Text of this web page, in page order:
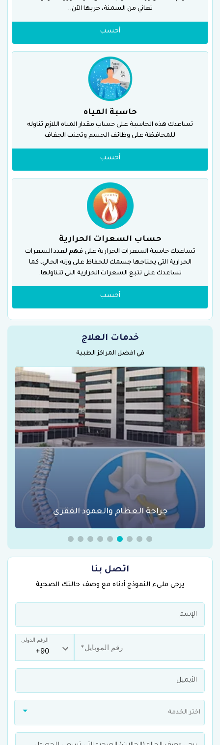
تعاني من السمنة، جربها الآن..
أحسب
حاسبة المياه
تساعدك هذه الحاسبة على حساب مقدار المياه اللازم تناوله
للمحافظة على وظائف الجسم وتجنب الجفاف
أحسب
حساب السعرات الحرارية
تساعدك حاسبة السعرات الحرارية على فهم لعدد السعرات
الحرارية التي يحتاجها جسمك للحفاظ على وزنه الحالي، كما
تساعدك على تتبع السعرات الحرارية التى تتناولها.
أحسب
خدمات العلاج
في افضل المراكز الطبية
الجراحة الاستقلابية للسكري
اتصل بنا
يرجى ملىء النموذج أدناه مع وصف حالتك الصحية
الرقم الدولي
اختر الخدمة